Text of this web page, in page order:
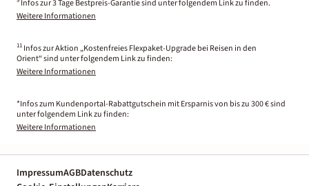
Infos zur 3 Tage Bestpreis-Garantie sind unter folgendem Link zu finden.
Weitere Informationen
11 Infos zur Aktion „Kostenfreies Flexpaket-Upgrade bei Reisen in den
Orient“ sind unter folgendem Link zu finden:
Weitere Informationen
*Infos zum Kundenportal-Rabattgutschein mit Ersparnis von bis zu 300 € sind
unter folgendem Link zu finden:
Weitere Informationen
ImpressumAGBDatenschutz